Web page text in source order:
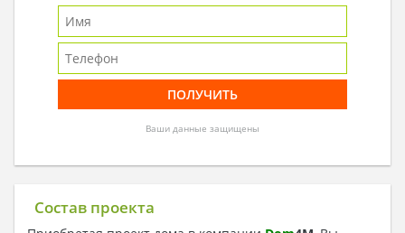
Ваши данные защищены
Состав проекта